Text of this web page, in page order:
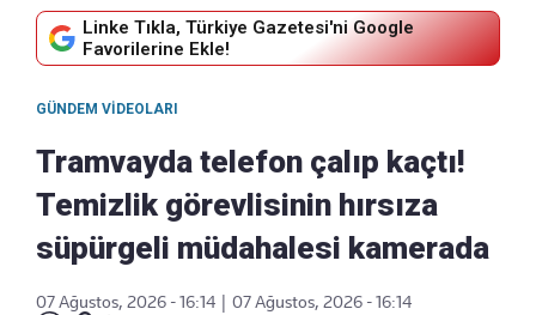
Linke Tıkla, Türkiye Gazetesi'ni Google
Favorilerine Ekle!
GÜNDEM VIDEOLARI
Tramvayda telefon çalıp kaçtı!
Temizlik görevlisinin hırsıza
süpürgeli müdahalesi kamerada
07 Ağustos, 2026 - 16:14
07 Ağustos, 2026 - 16:14